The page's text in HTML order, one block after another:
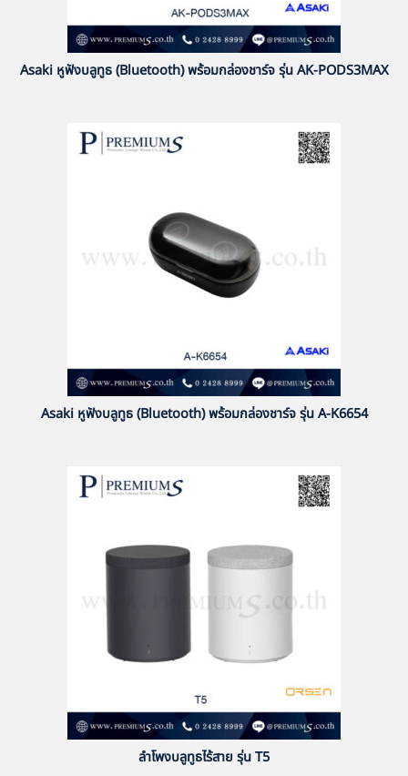
Asaki หูฟังบลูทูธ (Bluetooth) พร้อมกล่องชาร์จ รุ่น AK-PODS3MAX
Asaki หูฟังบลูทูธ (Bluetooth) พร้อมกล่องชาร์จ รุ่น A-K6654
ลำโพงบลูทูธไร้สาย รุ่น T5